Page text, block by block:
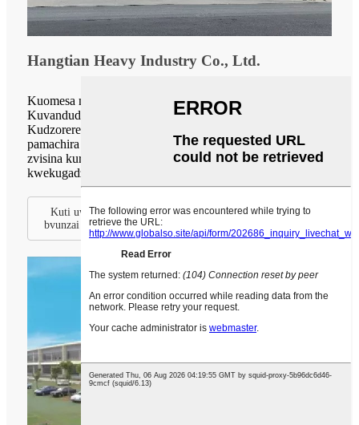
Hangtian Heavy Industry Co., Ltd.
Kuomesa marara kupisa mhinduro
Kuvandudza nekugadzirisa tambo dzekugadzira: —
Kudzoreredza kupisa kwemarara ekugadzira asina kurukwa
pamachira asina kurukwa, dehwe nezvimwe zvigadzirwa
zvisina kurukwa kuti zvivandudze kushanda zvakanaka
kwekugadzira.
Kuti uwane mamwe magadzirisiro ebasa redu, ndapota
bvunzai vatengi vedu.